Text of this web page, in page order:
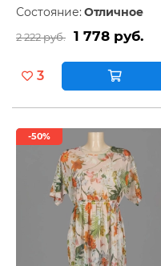
Состояние: Отличное
2 222 руб. 1 778 руб.
3
-50%